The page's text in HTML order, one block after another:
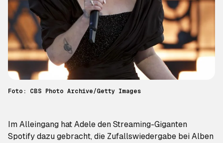
Foto: CBS Photo Archive/Getty Images
Im Alleingang hat Adele den Streaming-Giganten
Spotify dazu gebracht, die Zufallswiedergabe bei Alben